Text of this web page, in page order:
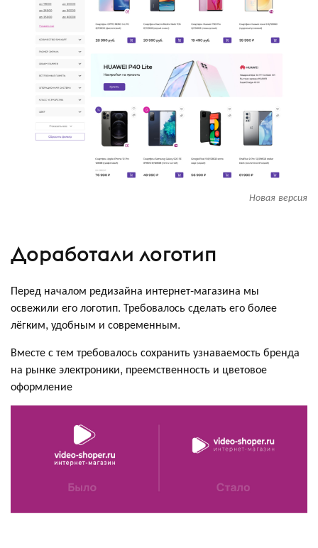
Новая версия
Доработали логотип
Перед началом редизайна интернет-магазина мы
освежили его логотип. Требовалось сделать его более
лёгким, удобным и современным.
Вместе с тем требовалось сохранить узнаваемость бренда
на рынке электроники, преемственность и цветовое
оформление